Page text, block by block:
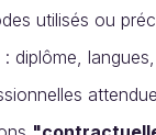
utilisés ou
diplôme,